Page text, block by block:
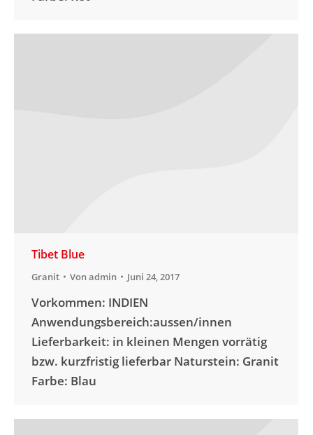
Tibet Blue
Granit Vonadmin Juni 24, 2017
Vorkommen: INDIEN
Anwendungsbereich:aussen/innen
Lieferbarkeit: in kleinen Mengen vorrätig
bzw. kurzfristig lieferbar Naturstein: Granit
Farbe: Blau